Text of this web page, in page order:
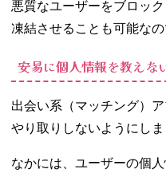
悪質なユーザーをブロッ
凍結させることも可能な
安易に個人情報を教えな
出会い系（マッチング）
やり取りしないようにしま
なかには、ユーザーの個